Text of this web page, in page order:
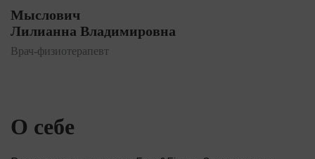
Мыслович
Лилианна Владимировна
Врач-физиотерапевт
О себе